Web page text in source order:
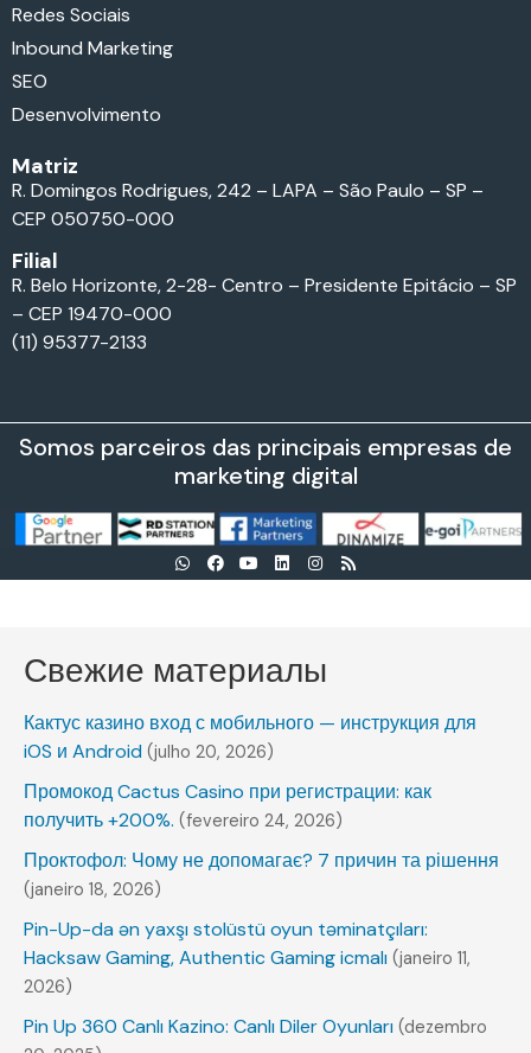
Redes Sociais
Inbound Marketing
SEO
Desenvolvimento
Matriz
R. Domingos Rodrigues, 242 – LAPA – São Paulo – SP –
CEP 050750-000
Filial
R. Belo Horizonte, 2-28- Centro – Presidente Epitácio – SP
– CEP 19470-000
(11) 95377-2133
Somos parceiros das principais empresas de
marketing digital
Свежие материалы
Кактус казино вход с мобильного — инструкция для
iOS и Android (julho 20, 2026)
Промокод Cactus Casino при регистрации: как
получить +200%. (fevereiro 24, 2026)
Проктофол: Чому не допомагає? 7 причин та рішення
(janeiro 18, 2026)
Pin-Up-da ən yaxşı stolüstü oyun təminatçıları:
Hacksaw Gaming, Authentic Gaming icmalı (janeiro 11,
2026)
Pin Up 360 Canlı Kazino: Canlı Diler Oyunları (dezembro